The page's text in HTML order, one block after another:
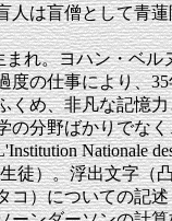
は盲僧として青
。ヨハン・ベル
の仕事により、
め、非凡な記憶
分野ばかりでな
Nationale
徒）。浮出文字（
コ）についての記述